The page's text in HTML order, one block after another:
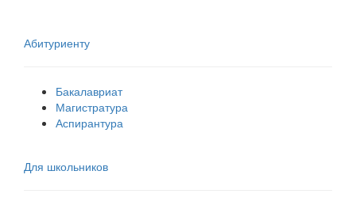
Абитуриенту
Бакалавриат
Магистратура
Аспирантура
Для школьников